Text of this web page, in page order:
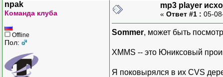
npak
Команда клуба
Offline
Пол:
mp3 player
« Ответ #1 : 05-
Sommer, может быть
XMMS -- это Юниксовый
Я поковырялся в их CVS